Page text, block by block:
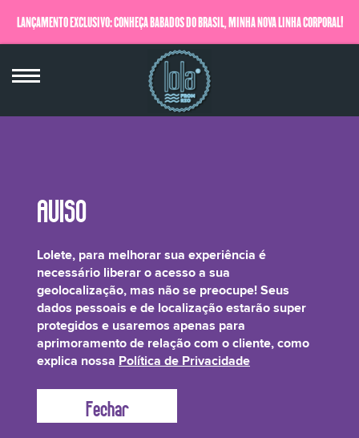
LANÇAMENTO EXCLUSIVO: CONHEÇA BABADOS DO BRASIL, MINHA NOVA LINHA CORPORAL!
QUERO SABER MAIS
Rosmarinus Officinalis (Rosemary)
Extract*
É o extrato da folha do Alecrim e tem ação antioxidante e é um ótimo
circulação, apoiando o crescimento capilar, além de prevenir a queda dos
fios. Na pele ele tem ação rejuvenescedora, ou seja, a deixa mais viçosa e
Lolete, para melhorar sua experiência é
necessário liberar o acesso a sua
geolocalização, mas não se preocupe! Seus
dados pessoais e de localização estarão super
protegidos e usaremos apenas para
aprimoramento de relação com o cliente, como
explica nossa Política de Privacidade